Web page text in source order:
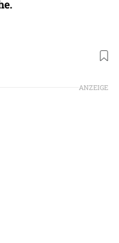
ANZEIGE